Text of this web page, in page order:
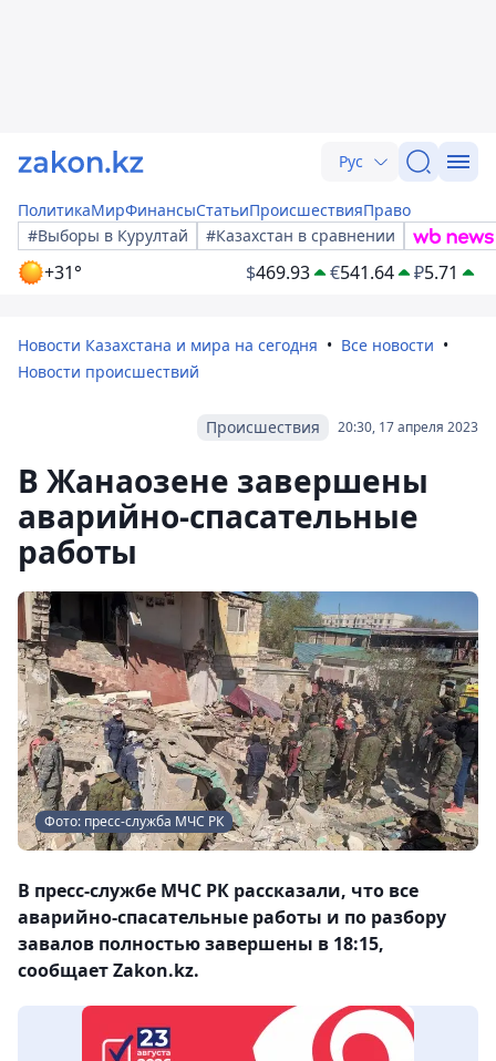
Рус
ПолитикаМирФинансыСтатьиПроисшествияПраво
#Выборы в Курултай
#Казахстан в сравнении
+31° $469.93 €541.64 ₽5.71
Новости Казахстана и мира на сегодня
Все новости
Новости происшествий
20:30, 17 апреля 2023
Происшествия
В Жанаозене завершены
аварийно-спасательные
работы
Фото: пресс-служба МЧС РК
В пресс-службе МЧС РК рассказали, что все
аварийно-спасательные работы и по разбору
завалов полностью завершены в 18:15,
сообщает Zakon.kz.